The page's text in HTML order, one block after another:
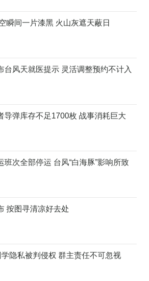
瞬间一片漆黑 火山灰遮天蔽日
台风天就医提示 灵活调整预约不计入
导弹库存不足1700枚 战事消耗巨大
班次全部停运 台风“白海豚”影响所致
按图寻清凉好去处
学隐私被判侵权 群主责任不可忽视